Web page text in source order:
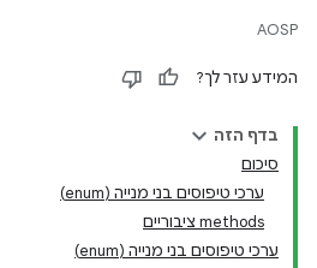
AOSP
המידע עזר לך?
בדף הזה
סיכום
ערכי טיפוסים בני מנייה (enum)
‫methods ציבוריים
ערכי טיפוסים בני מנייה (enum)